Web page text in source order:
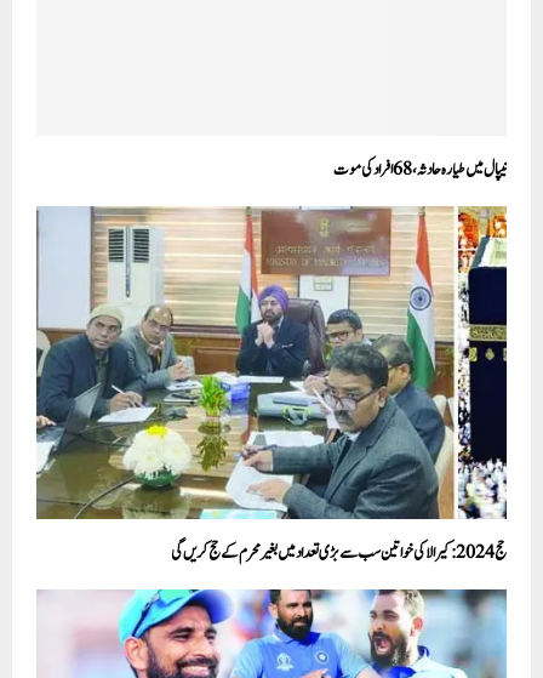
نیپال میں طیارہ حادثہ، 68افراد کی موت
حج 2024: کیرالا کی خواتین سب سے بڑی تعداد میں بغیر محرم کے حج کریں گی